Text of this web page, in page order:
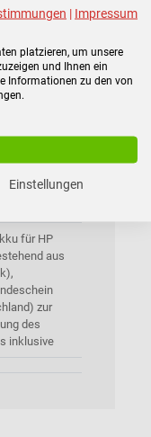
VRLA
gepaart
5 Jahren bei
für HP
aus
zur
des
inklusive
| Impressum
platzieren, um unsere
und Ihnen ein
Informationen zu den von
Einstellungen